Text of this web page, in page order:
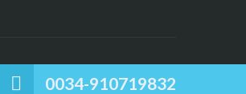
0034-910719832